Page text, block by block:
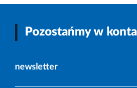
Pozostańmy w
newsletter